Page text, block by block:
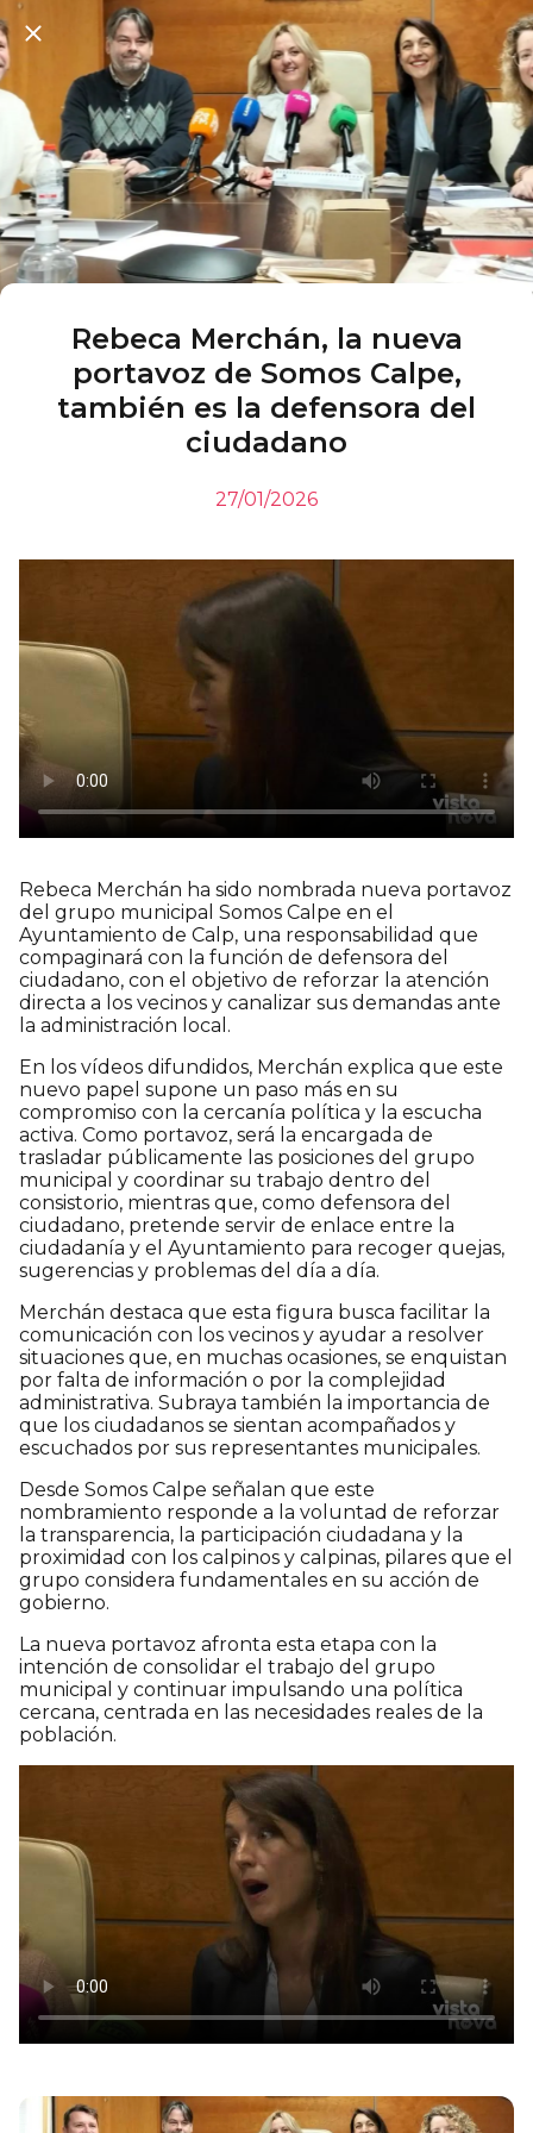
Rebeca Merchán, la nueva
portavoz de Somos Calpe,
también es la defensora del
ciudadano
27/01/2026
Rebeca Merchán ha sido nombrada nueva portavoz
del grupo municipal Somos Calpe en el
Ayuntamiento de Calp, una responsabilidad que
compaginará con la función de defensora del
ciudadano, con el objetivo de reforzar la atención
directa a los vecinos y canalizar sus demandas ante
la administración local.
En los vídeos difundidos, Merchán explica que este
nuevo papel supone un paso más en su
compromiso con la cercanía política y la escucha
activa. Como portavoz, será la encargada de
trasladar públicamente las posiciones del grupo
municipal y coordinar su trabajo dentro del
consistorio, mientras que, como defensora del
ciudadano, pretende servir de enlace entre la
ciudadanía y el Ayuntamiento para recoger quejas,
sugerencias y problemas del día a día.
Merchán destaca que esta figura busca facilitar la
comunicación con los vecinos y ayudar a resolver
situaciones que, en muchas ocasiones, se enquistan
por falta de información o por la complejidad
administrativa. Subraya también la importancia de
que los ciudadanos se sientan acompañados y
escuchados por sus representantes municipales.
Desde Somos Calpe señalan que este
nombramiento responde a la voluntad de reforzar
la transparencia, la participación ciudadana y la
proximidad con los calpinos y calpinas, pilares que el
grupo considera fundamentales en su acción de
gobierno.
La nueva portavoz afronta esta etapa con la
intención de consolidar el trabajo del grupo
municipal y continuar impulsando una política
cercana, centrada en las necesidades reales de la
población.